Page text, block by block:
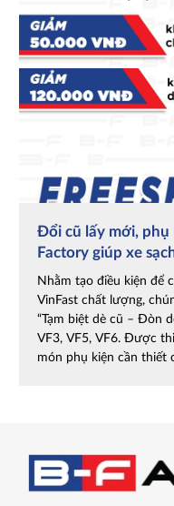
Đổi cũ lấy mới, phụ
Factory giúp xe
Nhằm tạo điều kiện để
VinFast chất lượng,
“Tạm biệt dè cũ – Đòn
VF3, VF5, VF6. Được
món phụ kiện cần thiết